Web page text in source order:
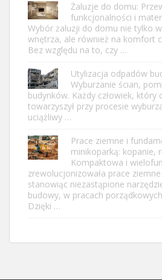
Żaluzje do domu:
funkcjonalności i
Wybór żaluzji do domu nie tylko
wnętrza, ale również na komfort
Bez względu na to, czy …
Utylizacja odpadów
Wyburzanie ścian,
budynków. Każdy człowiek, który
towarzyszył przy procesie
uciążliwy …
Prace ziemne i
minikoparką: kopanie,
Kompaktowa i
zrewolucjonizowała prace
stanowiąc niezastąpione
budowy, w pracach
Dzięki …